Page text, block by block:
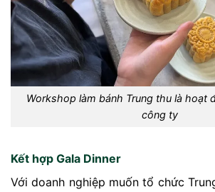
Workshop làm bánh Trung thu là hoạt
công ty
Kết hợp Gala Dinner
Với doanh nghiệp muốn tổ chức